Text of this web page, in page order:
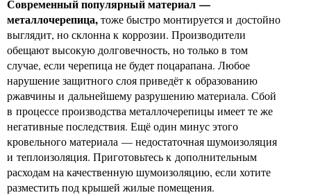
Современный популярный материал —
металлочерепица,тоже быстро монтируется и достойно
выглядит, но склонна к коррозии. Производители
обещают высокую долговечность, но только в том
случае, если черепица не будет поцарапана. Любое
нарушение защитного слоя приведёт к образованию
ржавчины и дальнейшему разрушению материала. Сбой
в процессе производства металлочерепицы имеет те же
негативные последствия. Ещё один минус этого
кровельного материала — недостаточная шумоизоляция
и теплоизоляция. Приготовьтесь к дополнительным
расходам на качественную шумоизоляцию, если хотите
разместить под крышей жилые помещения.